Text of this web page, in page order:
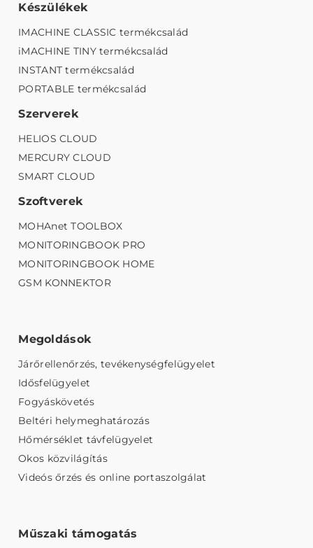
Készülékek
IMACHINE CLASSIC termékcsalád
iMACHINE TINY termékcsalád
INSTANT termékcsalád
PORTABLE termékcsalád
Szerverek
HELIOS CLOUD
MERCURY CLOUD
SMART CLOUD
Szoftverek
MOHAnet TOOLBOX
MONITORINGBOOK PRO
MONITORINGBOOK HOME
GSM KONNEKTOR
Megoldások
Járőrellenőrzés, tevékenységfelügyelet
Idősfelügyelet
Fogyáskövetés
Beltéri helymeghatározás
Hőmérséklet távfelügyelet
Okos közvilágítás
Videós őrzés és online portaszolgálat
Műszaki támogatás